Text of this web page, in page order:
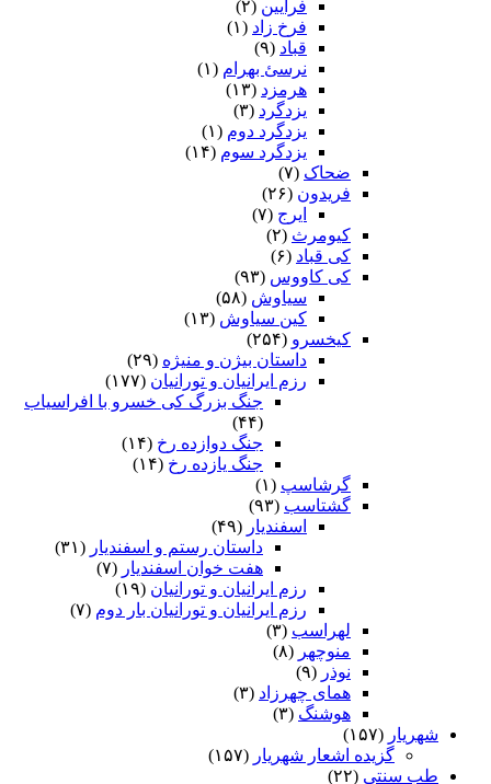
فرایین (۲)
فرخ زاد (۱)
قباد (۹)
نرسئ بهرام‏ (۱)
هرمزد (۱۳)
یزدگرد (۳)
یزدگرد دوم (۱)
یزدگرد سوم (۱۴)
ضحاک (۷)
فریدون (۲۶)
ایرج (۷)
کیومرث (۲)
کی قباد (۶)
کی کاووس (۹۳)
سیاوش (۵۸)
کین سیاوش (۱۳)
کیخسرو (۲۵۴)
داستان بیژن و منیژه (۲۹)
رزم ایرانیان و تورانیان (۱۷۷)
جنگ بزرگ کی خسرو با افراسیاب
(۴۴)
جنگ دوازده رخ (۱۴)
جنگ یازده رخ (۱۴)
گرشاسپ (۱)
گشتاسب (۹۳)
اسفندیار (۴۹)
داستان رستم و اسفندیار (۳۱)
هفت خوان اسفندیار (۷)
رزم ایرانیان و تورانیان (۱۹)
رزم ایرانیان و تورانیان بار دوم (۷)
لهراسب (۳)
منوچهر (۸)
نوذر (۹)
هماى چهرزاد (۳)
هوشنگ (۳)
شهریار (۱۵۷)
گزیده اشعار شهریار (۱۵۷)
طب سنتی (۲۲)